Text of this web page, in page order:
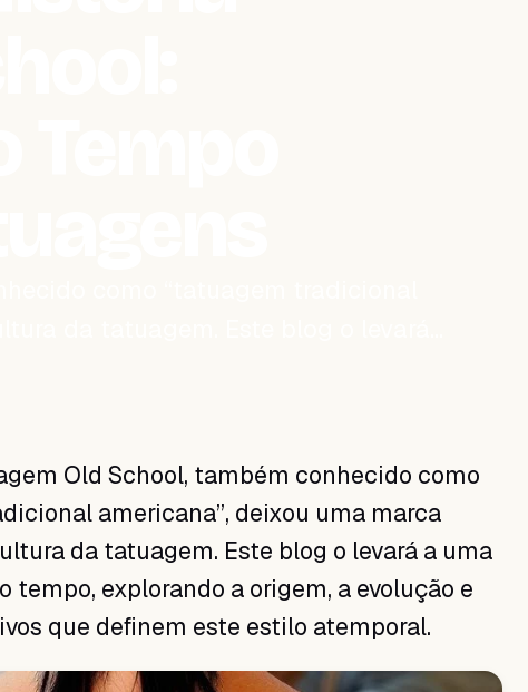
Old School, também conhecido como
americana”, deixou uma marca
da tatuagem. Este blog o levará a uma
tempo, explorando a origem, a evolução e
que definem este estilo atemporal.